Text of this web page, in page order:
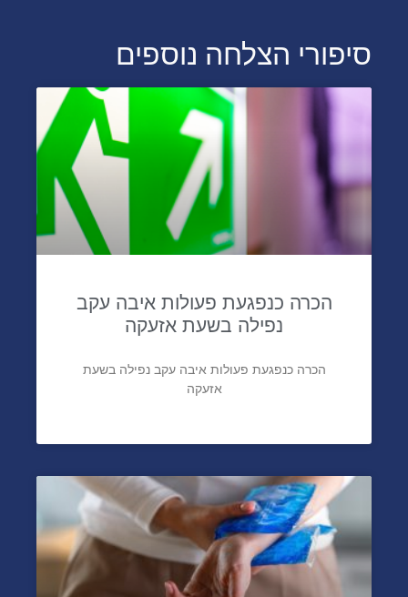
סיפורי הצלחה נוספים
הכרה כנפגעת פעולות איבה עקב
נפילה בשעת אזעקה
הכרה כנפגעת פעולות איבה עקב נפילה בשעת
אזעקה